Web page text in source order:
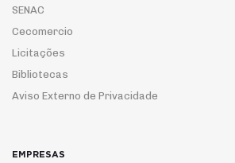
SENAC
Cecomercio
Licitações
Bibliotecas
Aviso Externo de Privacidade
EMPRESAS